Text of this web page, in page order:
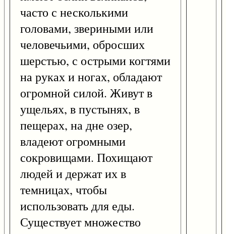
часто с несколькими
головами, звериными или
человечьими, обросших
шерстью, с острыми когтями
на руках и ногах, обладают
огромной силой. Живут в
ущельях, в пустынях, в
пещерах, на дне озер,
владеют огромными
сокровищами. Похищают
людей и держат их в
темницах, чтобы
использовать для еды.
Существует множество